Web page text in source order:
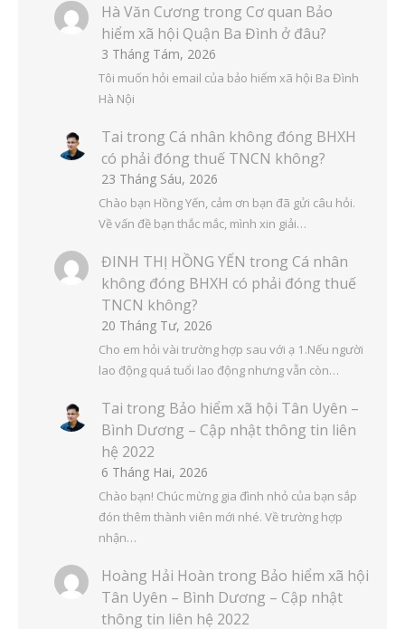
Hà Văn Cương trong Cơ quan Bảo
hiểm xã hội Quận Ba Đình ở đâu?
3 Tháng Tám, 2026
Tôi muốn hỏi email của bảo hiểm xã hội Ba Đình
Hà Nội
Tai trong Cá nhân không đóng BHXH
có phải đóng thuế TNCN không?
23 Tháng Sáu, 2026
Chào bạn Hồng Yến, cảm ơn bạn đã gửi câu hỏi.
Về vấn đề bạn thắc mắc, mình xin giải…
ĐINH THỊ HỒNG YẾN trong Cá nhân
không đóng BHXH có phải đóng thuế
TNCN không?
20 Tháng Tư, 2026
Cho em hỏi vài trường hợp sau với ạ 1.Nếu người
lao động quá tuổi lao động nhưng vẫn còn…
Tai trong Bảo hiểm xã hội Tân Uyên –
Bình Dương – Cập nhật thông tin liên
hệ 2022
6 Tháng Hai, 2026
Chào bạn! Chúc mừng gia đình nhỏ của bạn sắp
đón thêm thành viên mới nhé. Về trường hợp
nhận…
Hoàng Hải Hoàn trong Bảo hiểm xã hội
Tân Uyên – Bình Dương – Cập nhật
thông tin liên hệ 2022